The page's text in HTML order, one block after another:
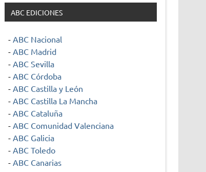
ABC EDICIONES
- ABC Nacional
- ABC Madrid
- ABC Sevilla
- ABC Córdoba
- ABC Castilla y León
- ABC Castilla La Mancha
- ABC Cataluña
- ABC Comunidad Valenciana
- ABC Galicia
- ABC Toledo
- ABC Canarias